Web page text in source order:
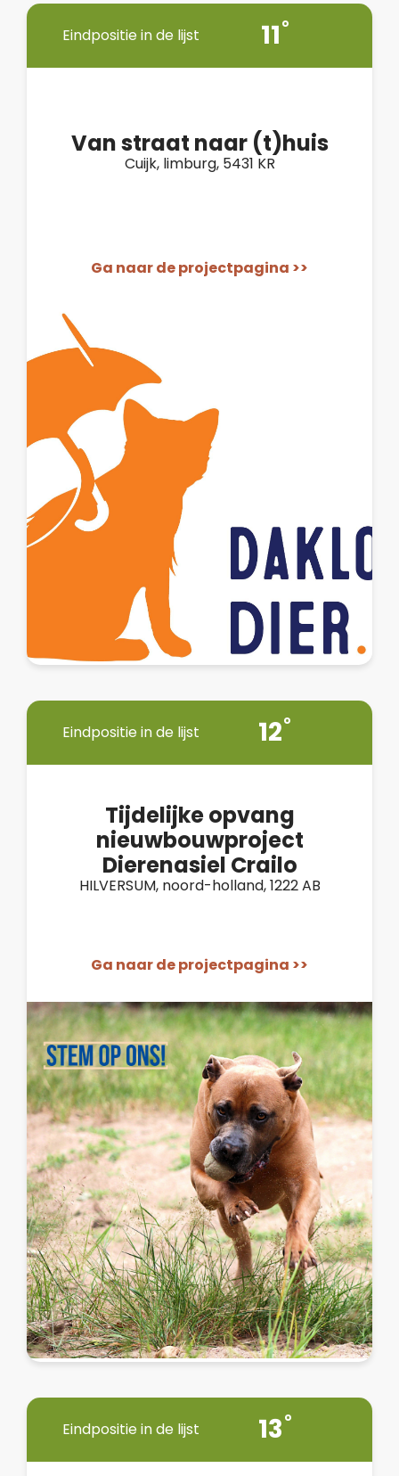
Eindpositie in de lijst 11
Van straat naar (t)huis
Cuijk, limburg, 5431 KR
Ga naar de projectpagina >>
Eindpositie in de lijst 12
Tijdelijke opvang
nieuwbouwproject
Dierenasiel Crailo
HILVERSUM, noord-holland, 1222 AB
Ga naar de projectpagina >>
Eindpositie in de lijst 13